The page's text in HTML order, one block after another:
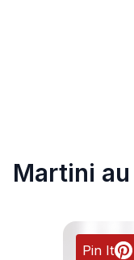
Martini
Pin It